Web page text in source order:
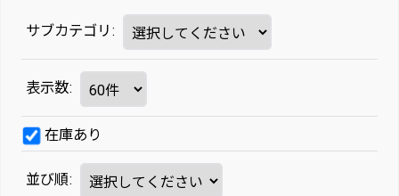
サブカテゴリ :
表示数:
在庫あり
並び順: